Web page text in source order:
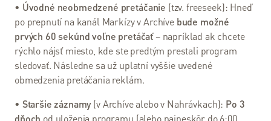
Pomoc
a
podpora
Pomoc
a
podpora
• Úvodné neobmedzené pretáčanie (tzv. freeseek): Hneď
po prepnutí na kanál Markízy v Archíve bude možné
prvých 60 sekúnd voľne pretáčať– napríklad ak chcete
rýchlo nájsť miesto, kde ste predtým prestali program
sledovať. Následne sa už uplatní vyššie uvedené
obmedzenia pretáčania reklám.
• Staršie záznamy(v Archíve alebo v Nahrávkach): Po 3
dňoch od uloženia programu (alebo najneskôr do 6:00